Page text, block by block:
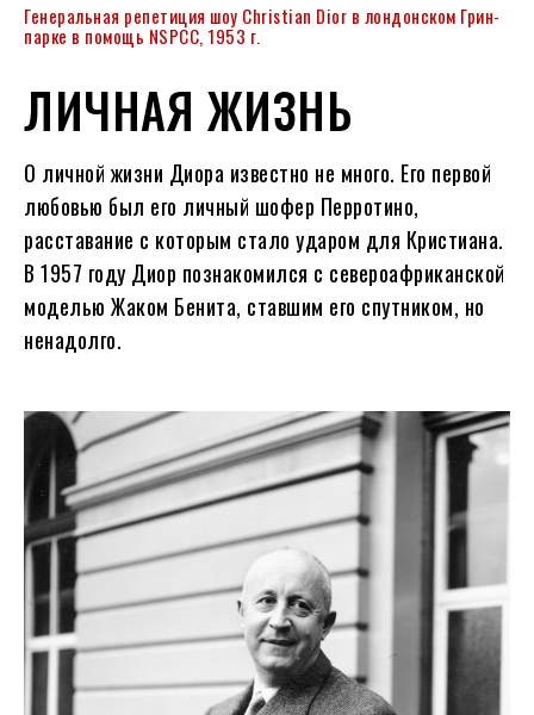
Генеральная репетиция шоу Christian Dior в лондонском Грин-
парке в помощь NSPCC, 1953 г.
ЛИЧНАЯ ЖИЗНЬ
О личной жизни Диора известно не много. Его первой
любовью был его личный шофер Перротино,
расставание с которым стало ударом для Кристиана.
В 1957 году Диор познакомился с североафриканской
моделью Жаком Бенита, ставшим его спутником, но
ненадолго.